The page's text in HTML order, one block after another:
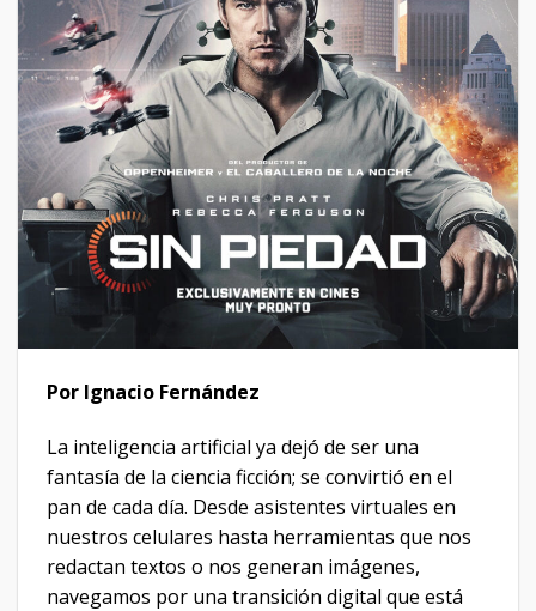
Por Ignacio Fernández
La inteligencia artificial ya dejó de ser una
fantasía de la ciencia ficción; se convirtió en el
pan de cada día. Desde asistentes virtuales en
nuestros celulares hasta herramientas que nos
redactan textos o nos generan imágenes,
navegamos por una transición digital que está